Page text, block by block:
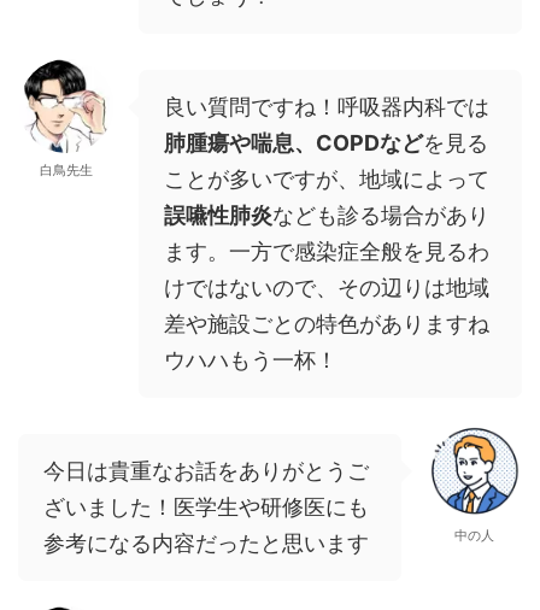
白鳥先生
良い質問ですね！呼吸器内科では
肺腫瘍や喘息、COPDなどを見る
ことが多いですが、地域によって
誤嚥性肺炎なども診る場合があり
ます。一方で感染症全般を見るわ
けではないので、その辺りは地域
差や施設ごとの特色がありますね
ウハハもう一杯！
今日は貴重なお話をありがとうご
ざいました！医学生や研修医にも
参考になる内容だったと思います
中の人